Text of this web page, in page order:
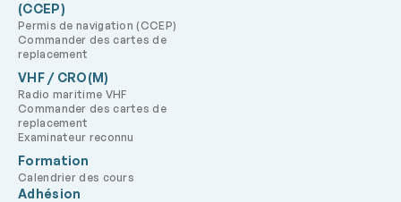
(CCEP)
Permis de navigation (CCEP)
Commander des cartes de
replacement
VHF / CRO(M)
Radio maritime VHF
Commander des cartes de
replacement
Examinateur reconnu
Formation
Calendrier des cours
Adhésion